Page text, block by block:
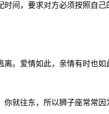
间，要求对方必须按照自己
。爱情如此，亲情有时也如
就往东，所以狮子座常常因